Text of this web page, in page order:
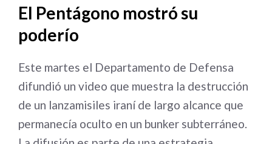
El Pentágono mostró su
poderío
Este martes el Departamento de Defensa
difundió un video que muestra la destrucción
de un lanzamisiles iraní de largo alcance que
permanecía oculto en un bunker subterráneo.